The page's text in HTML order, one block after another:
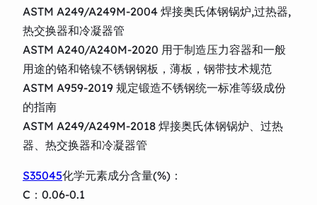
ASTM A249/A249M-2004 焊接奥氏体钢锅炉,过热器,
热交换器和冷凝器管
ASTM A240/A240M-2020 用于制造压力容器和一般
用途的铬和铬镍不锈钢钢板，薄板，钢带技术规范
ASTM A959-2019 规定锻造不锈钢统一标准等级成份
的指南
ASTM A249/A249M-2018 焊接奥氏体钢锅炉、过热
器、热交换器和冷凝器管
S35045化学元素成分含量(%)：
C：0.06-0.1